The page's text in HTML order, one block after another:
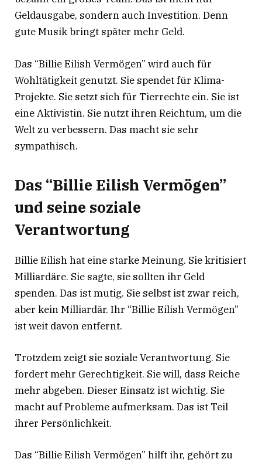
Geldausgabe, sondern auch Investition. Denn
gute Musik bringt später mehr Geld.
Das “Billie Eilish Vermögen” wird auch für
Wohltätigkeit genutzt. Sie spendet für Klima-
Projekte. Sie setzt sich für Tierrechte ein. Sie ist
eine Aktivistin. Sie nutzt ihren Reichtum, um die
Welt zu verbessern. Das macht sie sehr
sympathisch.
Das “Billie Eilish Vermögen”
und seine soziale
Verantwortung
Billie Eilish hat eine starke Meinung. Sie kritisiert
Milliardäre. Sie sagte, sie sollten ihr Geld
spenden. Das ist mutig. Sie selbst ist zwar reich,
aber kein Milliardär. Ihr “Billie Eilish Vermögen”
ist weit davon entfernt.
Trotzdem zeigt sie soziale Verantwortung. Sie
fordert mehr Gerechtigkeit. Sie will, dass Reiche
mehr abgeben. Dieser Einsatz ist wichtig. Sie
macht auf Probleme aufmerksam. Das ist Teil
ihrer Persönlichkeit.
Das “Billie Eilish Vermögen” hilft ihr, gehört zu